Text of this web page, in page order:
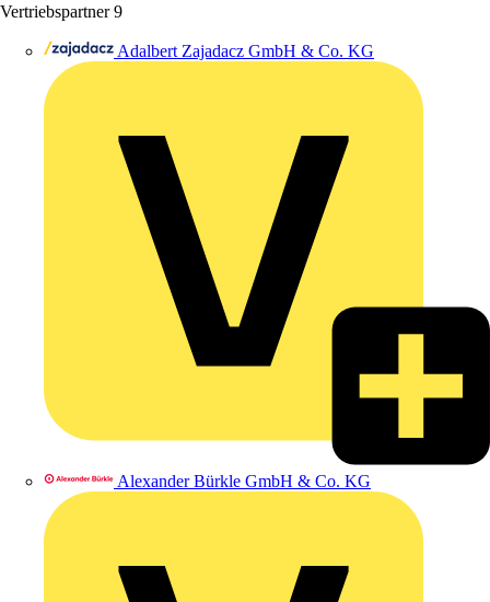
Vertriebspartner 9
Adalbert Zajadacz GmbH & Co. KG
Alexander Bürkle GmbH & Co. KG